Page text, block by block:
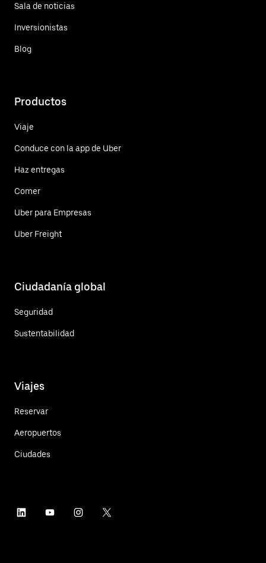
Sala de noticias
Inversionistas
Blog
Productos
Viaje
Conduce con la app de Uber
Haz entregas
Comer
Uber para Empresas
Uber Freight
Ciudadanía global
Seguridad
Sustentabilidad
Viajes
Reservar
Aeropuertos
Ciudades